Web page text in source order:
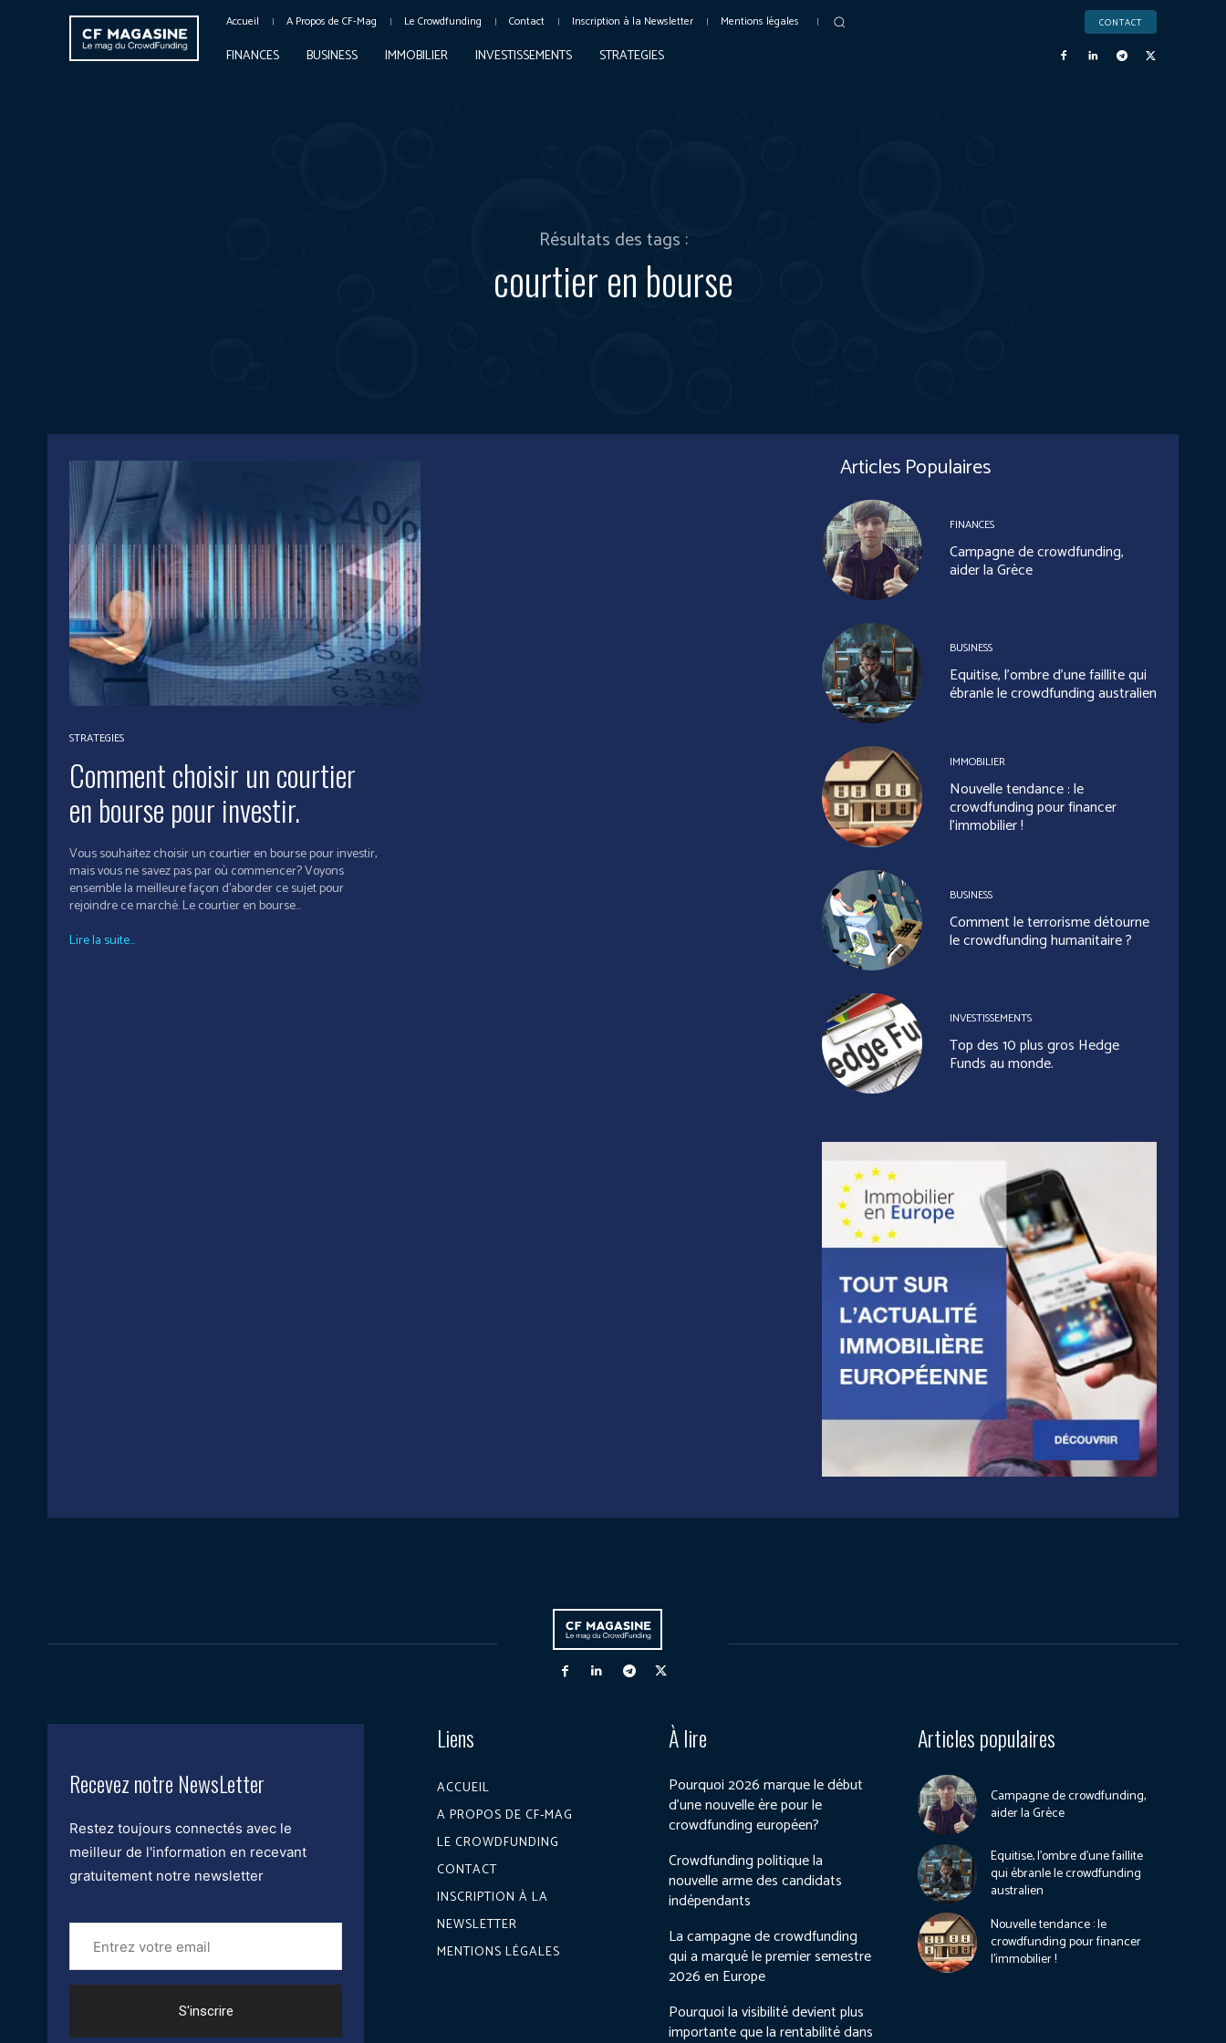
Accueil A Propos de CF-Mag Le Crowdfunding Contact Inscription à la Newsletter Mentions légales CONTACT
FINANCES BUSINESS IMMOBILIER INVESTISSEMENTS STRATEGIES
Résultats des tags :
courtier en bourse
STRATEGIES
Comment choisir un courtier
en bourse pour investir.
Vous souhaitez choisir un courtier en bourse pour investir,
mais vous ne savez pas par où commencer? Voyons
ensemble la meilleure façon d’aborder ce sujet pour
rejoindre ce marché. Le courtier en bourse...
Lire la suite...
Articles Populaires
FINANCES
Campagne de crowdfunding,
aider la Grèce
BUSINESS
Equitise, l’ombre d’une faillite qui
ébranle le crowdfunding australien
IMMOBILIER
Nouvelle tendance : le
crowdfunding pour financer
l’immobilier !
BUSINESS
Comment le terrorisme détourne
le crowdfunding humanitaire ?
INVESTISSEMENTS
Top des 10 plus gros Hedge
Funds au monde.
Recevez notre NewsLetter
Restez toujours connectés avec le
meilleur de l'information en recevant
gratuitement notre newsletter
Entrez
votre
email
Liens
ACCUEIL
A PROPOS DE CF-MAG
LE CROWDFUNDING
CONTACT
INSCRIPTION À LA
NEWSLETTER
MENTIONS LÉGALES
À lire
Pourquoi 2026 marque le début
d’une nouvelle ère pour le
crowdfunding européen?
Crowdfunding politique la
nouvelle arme des candidats
indépendants
La campagne de crowdfunding
qui a marqué le premier semestre
2026 en Europe
Pourquoi la visibilité devient plus
importante que la rentabilité dans
Articles populaires
Campagne de crowdfunding,
aider la Grèce
Equitise, l’ombre d’une faillite
qui ébranle le crowdfunding
australien
Nouvelle tendance : le
crowdfunding pour financer
l’immobilier !